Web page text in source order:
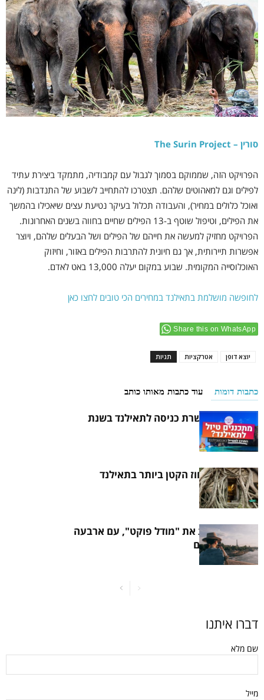
סורין – The Surin Project
הפרויקט הזה, שממוקם בסמוך לגבול עם קמבודיה, מתמקד ביצירת עתיד
לפילים וגם למאהוטים שלהם. תצטרכו להתחייב לשבוע של התנדבות (לינה
ואוכל כלולים במחיר), והעבודה תכלול בעיקר נטיעת עצים שיאכילו בהמשך
את הפילים, וטיפול שוטף ב-13 הפילים שחיים בחווה בשנים האחרונות.
הפרויקט מחזיק למעשה את חייהם של הפילים ושל הבעלים שלהם, ויוצר
אפשרות תיירותית, אך גם חיונית להתרבות הפילים באזור, וחיזוק
האוכלוסייה המקומית. שבוע במקום יעלה 13,000 באט לאדם.
לחופשה מושלמת בתאילנד במחירים הכי טובים לחצו כאן
Share this on WhatsApp
תגיות אטרקציות יוצא דופן
כתבות דומות עוד כתבות מאותו כותב
איך להוציא אשרת כניסה לתאילנד בשנת
2021
הכירו את המחוז הקטן ביותר בתאילנד
תאילנד בוחנת את "מודל פוקט", עם ארבעה
תיירים צרפתים
דברו איתנו
שם מלא
מייל